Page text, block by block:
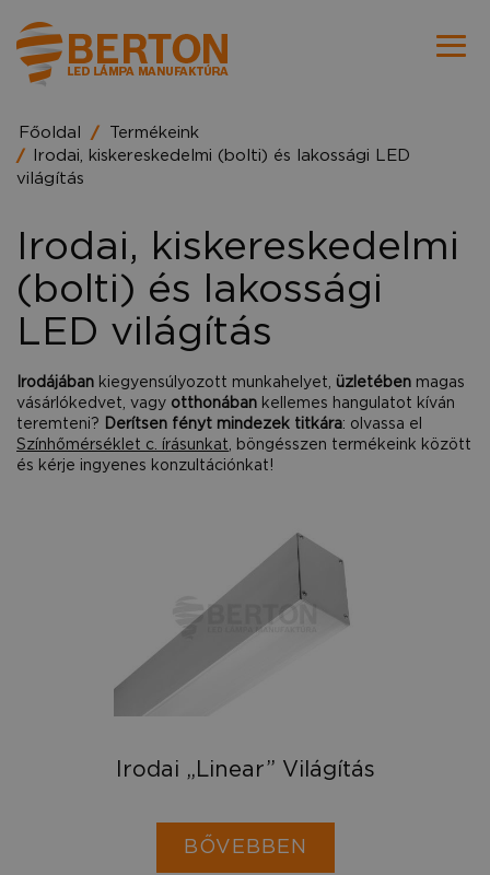
Főoldal
Termékeink
Irodai, kiskereskedelmi (bolti) és lakossági LED
világítás
Irodai, kiskereskedelmi
(bolti) és lakossági
LED világítás
Irodájában kiegyensúlyozott munkahelyet, üzletében magas
vásárlókedvet, vagy otthonában kellemes hangulatot kíván
teremteni? Derítsen fényt mindezek titkára: olvassa el
Színhőmérséklet c. írásunkat, böngésszen termékeink között
és kérje ingyenes konzultációnkat!
Irodai „Linear” Világítás
BŐVEBBEN